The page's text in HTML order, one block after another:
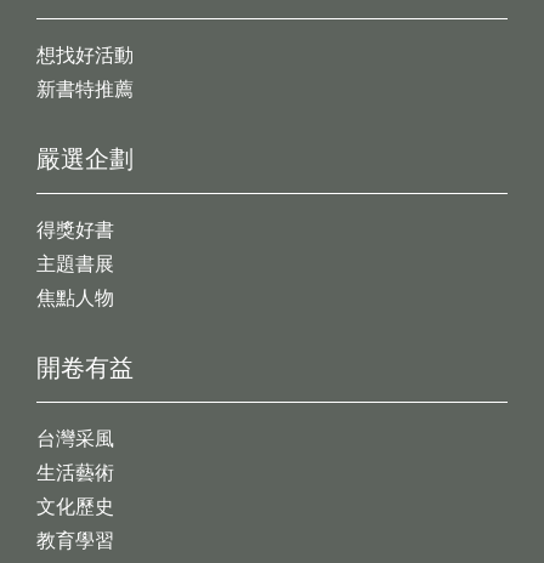
想找好活動
新書特推薦
開卷有益
台灣采風
生活藝術
文化歷史
教育學習
嚴選企劃
得獎好書
主題書展
焦點人物